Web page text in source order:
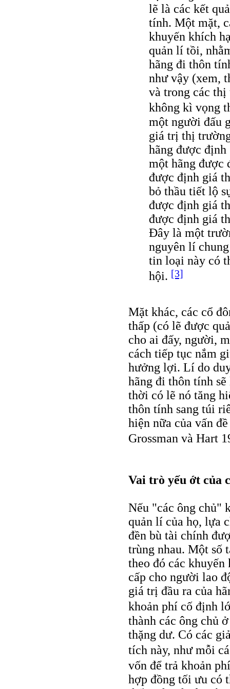
lẽ là các kết
tính. Một mặt,
khuyến khích
quản lí tồi,
hãng đi thôn
như vậy (xem,
và trong các
không kì vọng
một người đấu
giá trị thị
hãng được
một hãng được
được định giá
bỏ thầu tiết lộ
được định giá
được định giá
Đây là một
nguyên lí
tin loại này có
hội. [3]
Mặt khác, các cổ
thấp (có lẽ được
cho ai đấy, người,
cách tiếp tục nắm
hưởng lợi. Lí do
hãng đi thôn tính
thời có lẽ nó tăng
thôn tính sang túi
hiện nữa của vấn
Grossman và Hart
Vai trò yếu ớt của
Nếu "các ông chủ"
quản lí của họ, lựa
đền bù tài chính
trùng nhau. Một số
theo đó các
cấp cho người lao
giá trị đầu ra của
khoản phí cố định
thành các ông chủ
thặng dư. Có các
tích này, như mỗi
vốn để trả khoản
hợp đồng tối ưu có